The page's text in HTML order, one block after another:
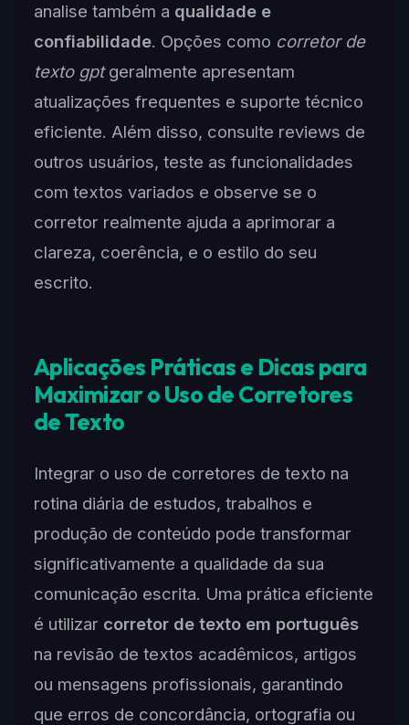
analise também a qualidade e
confiabilidade. Opções como corretor de
texto gptgeralmente apresentam
atualizações frequentes e suporte técnico
eficiente. Além disso, consulte reviews de
outros usuários, teste as funcionalidades
com textos variados e observe se o
corretor realmente ajuda a aprimorar a
clareza, coerência, e o estilo do seu
escrito.
Aplicações Práticas e Dicas para
Maximizar o Uso de Corretores
de Texto
Integrar o uso de corretores de texto na
rotina diária de estudos, trabalhos e
produção de conteúdo pode transformar
significativamente a qualidade da sua
comunicação escrita. Uma prática eficiente
é utilizar corretor de texto em português
na revisão de textos acadêmicos, artigos
ou mensagens profissionais, garantindo
que erros de concordância, ortografia ou